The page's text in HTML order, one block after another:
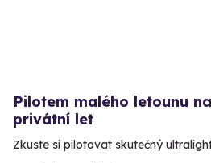
Pilotem malého letounu
privátní let
Zkuste si pilotovat skutečný